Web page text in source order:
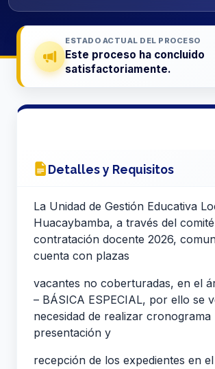
ESTADO ACTUAL DEL PROCESO
Este proceso ha concluido
satisfactoriamente.
Detalles y Requisitos
La Unidad de Gestión Educativa
Huacaybamba, a través del
contratación docente 2026,
cuenta con plazas
vacantes no coberturadas, en el
– BÁSICA ESPECIAL, por ello se
necesidad de realizar cronograma
presentación y
recepción de los expedientes en